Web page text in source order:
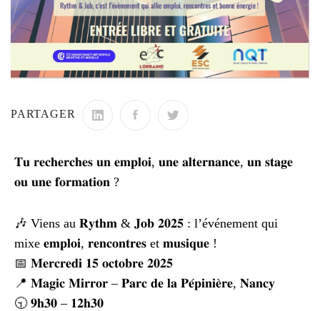
PARTAGER
𝐓𝐮 𝐫𝐞𝐜𝐡𝐞𝐫𝐜𝐡𝐞𝐬 𝐮𝐧 𝐞𝐦𝐩𝐥𝐨𝐢, 𝐮𝐧𝐞 𝐚𝐥𝐭𝐞𝐫𝐧𝐚𝐧𝐜𝐞, 𝐮𝐧 𝐬𝐭𝐚𝐠𝐞
𝐨𝐮 𝐮𝐧𝐞 𝐟𝐨𝐫𝐦𝐚𝐭𝐢𝐨𝐧 ?
🎶 Viens au 𝐑𝐲𝐭𝐡𝐦 & 𝐉𝐨𝐛 𝟐𝟎𝟐𝟓 : l’événement qui
mixe 𝐞𝐦𝐩𝐥𝐨𝐢, 𝐫𝐞𝐧𝐜𝐨𝐧𝐭𝐫𝐞𝐬 et 𝐦𝐮𝐬𝐢𝐪𝐮𝐞 !
📅 𝐌𝐞𝐫𝐜𝐫𝐞𝐝𝐢 𝟏𝟓 𝐨𝐜𝐭𝐨𝐛𝐫𝐞 𝟐𝟎𝟐𝟓
📍 𝐌𝐚𝐠𝐢𝐜 𝐌𝐢𝐫𝐫𝐨𝐫 – 𝐏𝐚𝐫𝐜 𝐝𝐞 𝐥𝐚 𝐏𝐞́𝐩𝐢𝐧𝐢𝐞̀𝐫𝐞, 𝐍𝐚𝐧𝐜𝐲
🕤 𝟗𝐡𝟑𝟎 – 𝟏𝟐𝐡𝟑𝟎